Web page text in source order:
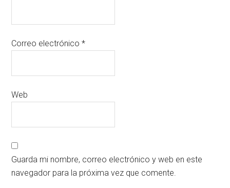
Correo electrónico*
Web
Guarda mi nombre, correo electrónico y web en este
navegador para la próxima vez que comente.